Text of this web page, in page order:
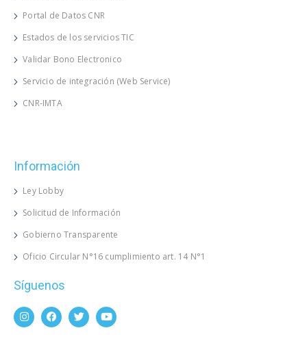
Portal de Datos CNR
Estados de los servicios TIC
Validar Bono Electronico
Servicio de integración (Web Service)
CNR-IMTA
Información
Ley Lobby
Solicitud de Información
Gobierno Transparente
Oficio Circular N°16 cumplimiento art. 14 N°1
Síguenos